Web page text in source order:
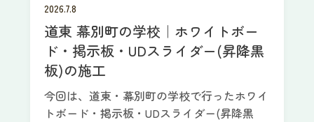
2026.7.8
道東 幕別町の学校｜ホワイトボー
ド・掲示板・UDスライダー(昇降黒
板)の施工
今回は、道東・幕別町の学校で行ったホワイ
トボード・掲示板・UDスライダー(昇降黒